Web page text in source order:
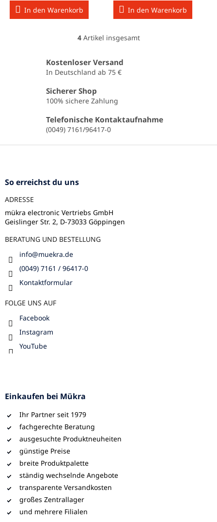
In den Warenkorb In den Warenkorb
S
e
u
e
e
l
e
m
e
n
i
s
t
4Artikel insgesamt
Kostenloser Versand
In Deutschland ab 75 €
Sicherer Shop
100% sichere Zahlung
Telefonische Kontaktaufnahme
(0049) 7161/96417-0
F
So erreichst du uns
ADRESSE
mükra electronic Vertriebs GmbH
Geislinger Str. 2, D-73033 Göppingen
BERATUNG UND BESTELLUNG
info@muekra.de
(0049) 7161 / 96417-0
Kontaktformular
FOLGE UNS AUF
Facebook
Instagram
YouTube
Einkaufen bei Mükra
Ihr Partner seit 1979
fachgerechte Beratung
ausgesuchte Produktneuheiten
günstige Preise
breite Produktpalette
ständig wechselnde Angebote
transparente Versandkosten
großes Zentrallager
und mehrere Filialen